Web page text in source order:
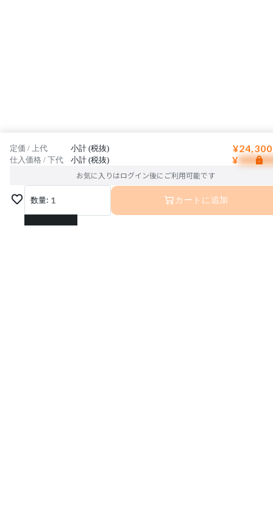
定価 / 上代 小計 (税抜)
仕入価格 / 下代 小計 (税抜) ¥
お気に入りはログイン後にご利用可能です
数量: 1
1
カートに追加